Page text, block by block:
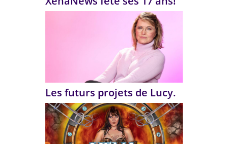
Les futurs projets de Lucy.